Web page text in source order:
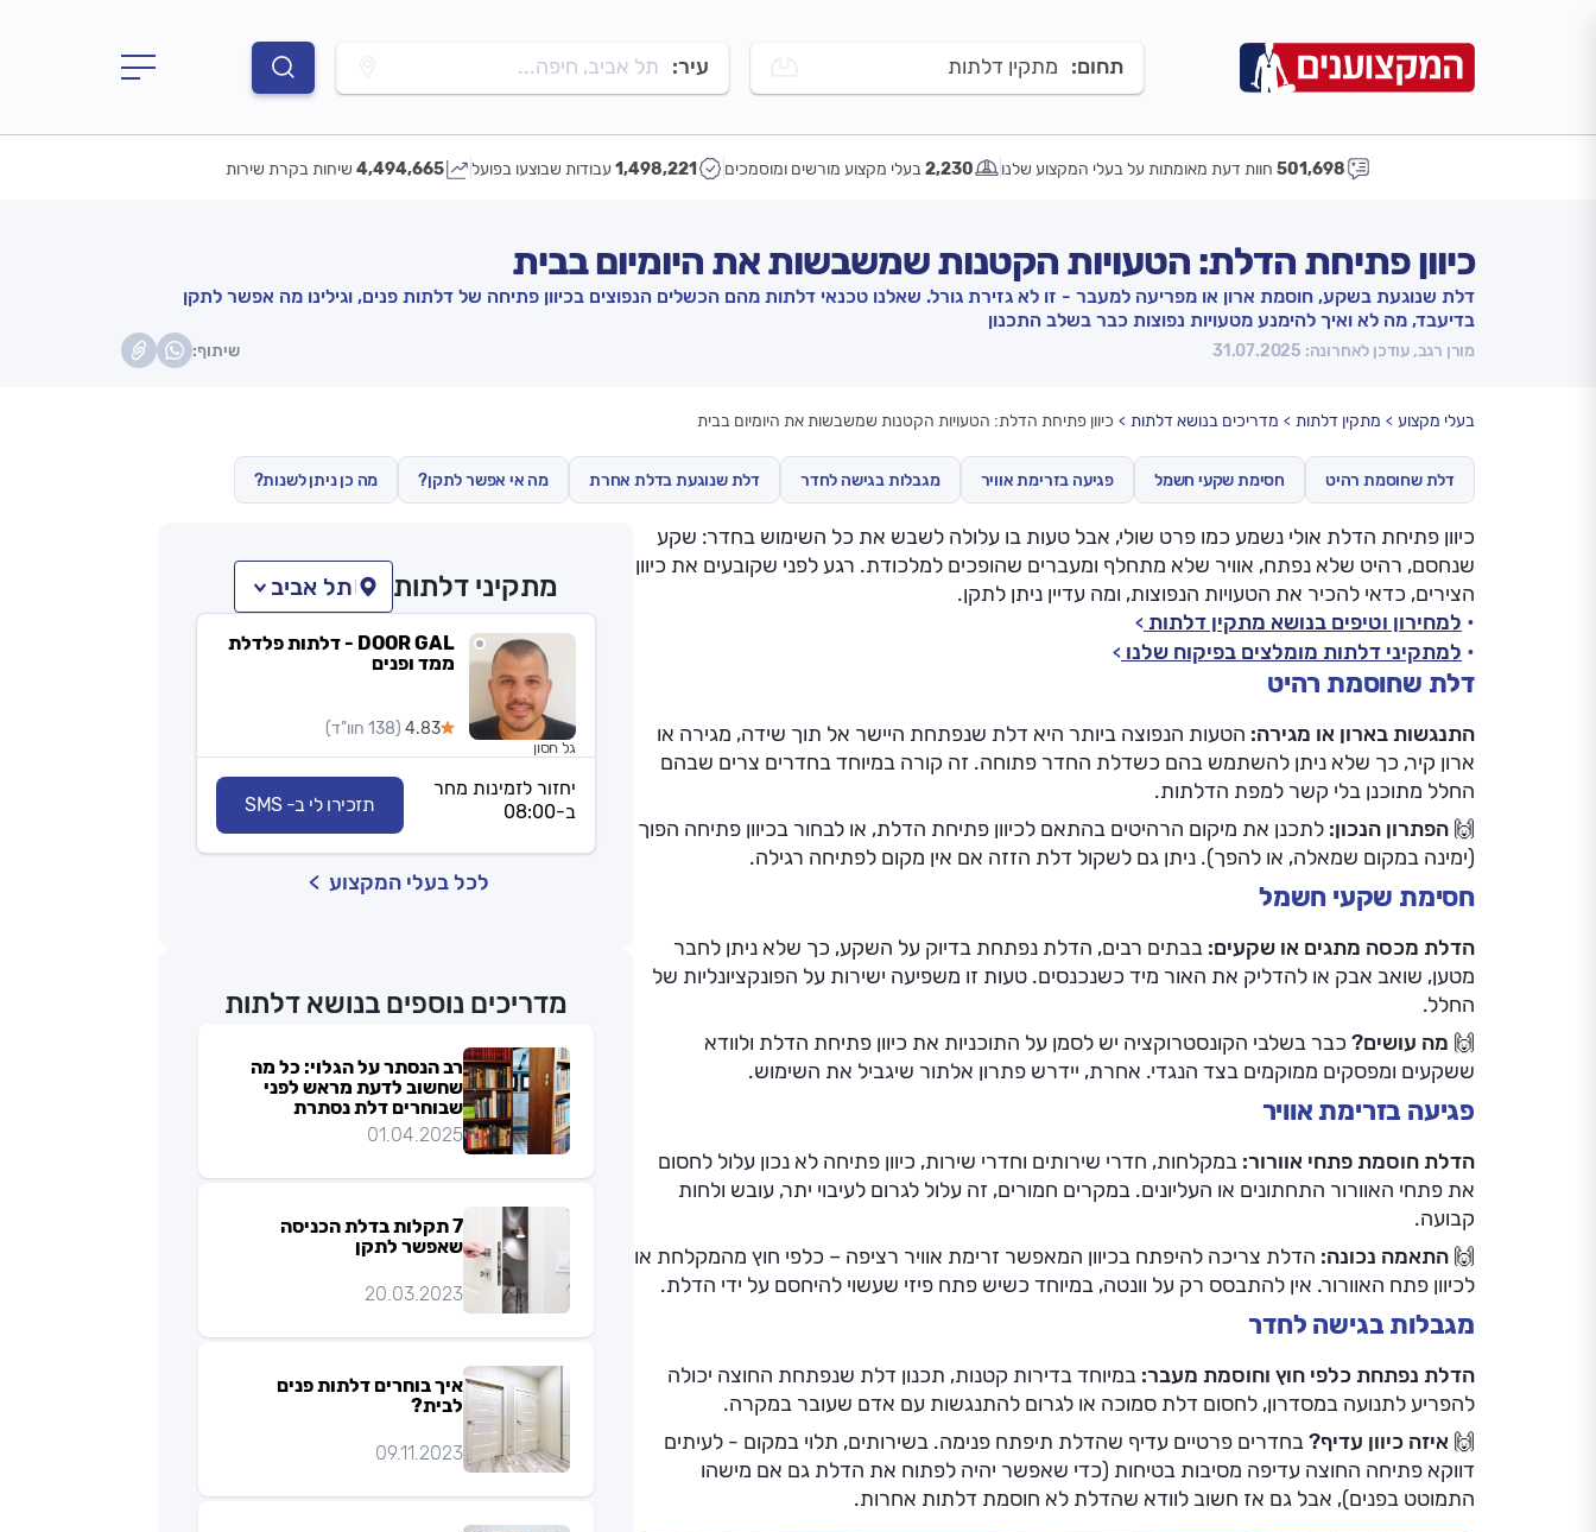
תחום: מתקין דלתות עיר: תל אביב, חיפה...
501,698 חוות דעת מאומתות על בעלי המקצוע שלנו 2,230 בעלי מקצוע מורשים ומוסמכים 1,498,221 עבודות שבוצעו בפועל 4,494,665 שיחות בקרת שירות
כיוון פתיחת הדלת: הטעויות הקטנות שמשבשות את היומיום בבית
דלת שנוגעת בשקע, חוסמת ארון או מפריעה למעבר - זו לא גזירת גורל. שאלנו טכנאי דלתות מהם הכשלים הנפוצים בכיוון פתיחה של דלתות פנים, וגילינו מה אפשר לתקן
בדיעבד, מה לא ואיך להימנע מטעויות נפוצות כבר בשלב התכנון
מורן רגב, עודכן לאחרונה: 31.07.2025 שיתוף:
בעלי מקצוע מתקין דלתות מדריכים בנושא דלתות כיוון פתיחת הדלת: הטעויות הקטנות שמשבשות את היומיום בבית
דלת שחוסמת רהיט חסימת שקעי חשמל פגיעה בזרימת אוויר מגבלות בגישה לחדר דלת שנוגעת בדלת אחרת מה אי אפשר לתקן? מה כן ניתן לשנות?
כיוון פתיחת הדלת אולי נשמע כמו פרט שולי, אבל טעות בו עלולה לשבש את כל השימוש בחדר: שקע
שנחסם, רהיט שלא נפתח, אוויר שלא מתחלף ומעברים שהופכים למלכודת. רגע לפני שקובעים את כיוון
הצירים, כדאי להכיר את הטעויות הנפוצות, ומה עדיין ניתן לתקן.
למחירון וטיפים בנושא מתקין דלתות
למתקיני דלתות מומלצים בפיקוח שלנו
דלת שחוסמת רהיט
התנגשות בארון או מגירה: הטעות הנפוצה ביותר היא דלת שנפתחת היישר אל תוך שידה, מגירה או
ארון קיר, כך שלא ניתן להשתמש בהם כשדלת החדר פתוחה. זה קורה במיוחד בחדרים צרים שבהם
החלל מתוכנן בלי קשר למפת הדלתות.
🙌 הפתרון הנכון: לתכנן את מיקום הרהיטים בהתאם לכיוון פתיחת הדלת, או לבחור בכיוון פתיחה הפוך
(ימינה במקום שמאלה, או להפך). ניתן גם לשקול דלת הזזה אם אין מקום לפתיחה רגילה.
חסימת שקעי חשמל
הדלת מכסה מתגים או שקעים: בבתים רבים, הדלת נפתחת בדיוק על השקע, כך שלא ניתן לחבר
מטען, שואב אבק או להדליק את האור מיד כשנכנסים. טעות זו משפיעה ישירות על הפונקציונליות של
החלל.
🙌 מה עושים? כבר בשלבי הקונסטרוקציה יש לסמן על התוכניות את כיוון פתיחת הדלת ולוודא
ששקעים ומפסקים ממוקמים בצד הנגדי. אחרת, יידרש פתרון אלתור שיגביל את השימוש.
פגיעה בזרימת אוויר
הדלת חוסמת פתחי אוורור: במקלחות, חדרי שירותים וחדרי שירות, כיוון פתיחה לא נכון עלול לחסום
את פתחי האוורור התחתונים או העליונים. במקרים חמורים, זה עלול לגרום לעיבוי יתר, עובש ולחות
קבועה.
🙌 התאמה נכונה: הדלת צריכה להיפתח בכיוון המאפשר זרימת אוויר רציפה – כלפי חוץ מהמקלחת או
לכיוון פתח האוורור. אין להתבסס רק על וונטה, במיוחד כשיש פתח פיזי שעשוי להיחסם על ידי הדלת.
מגבלות בגישה לחדר
הדלת נפתחת כלפי חוץ וחוסמת מעבר: במיוחד בדירות קטנות, תכנון דלת שנפתחת החוצה יכולה
להפריע לתנועה במסדרון, לחסום דלת סמוכה או לגרום להתנגשות עם אדם שעובר במקרה.
🙌 איזה כיוון עדיף?בחדרים פרטיים עדיף שהדלת תיפתח פנימה. בשירותים, תלוי במקום - לעיתים
דווקא פתיחה החוצה עדיפה מסיבות בטיחות (כדי שאפשר יהיה לפתוח את הדלת גם אם מישהו
התמוטט בפנים), אבל גם אז חשוב לוודא שהדלת לא חוסמת דלתות אחרות.
מתקיני דלתות תל אביב
DOOR GAL - דלתות פלדלת
ממד ופנים
4.83 (138 חוו"ד)
גל חסון
יחזור לזמינות מחר
ב-08:00
תזכירו לי ב- SMS
לכל בעלי המקצוע
מדריכים נוספים בנושא דלתות
רב הנסתר על הגלוי: כל מה
שחשוב לדעת מראש לפני
שבוחרים דלת נסתרת
01.04.2025
7 תקלות בדלת הכניסה
שאפשר לתקן
20.03.2023
איך בוחרים דלתות פנים
לבית?
09.11.2023